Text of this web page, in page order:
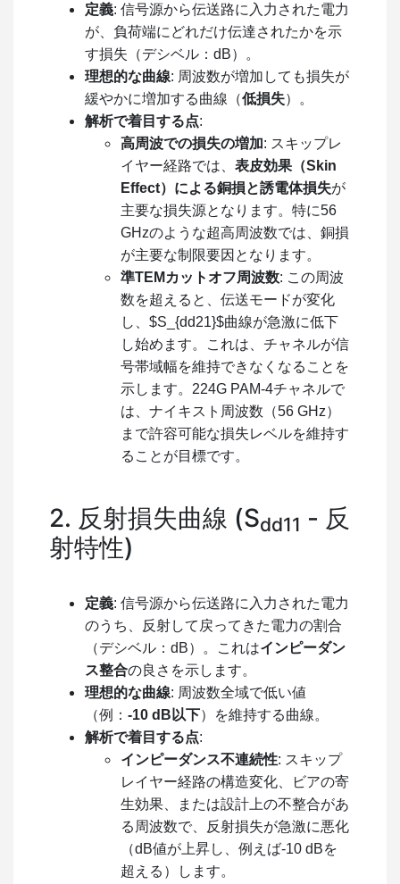
定義: 信号源から伝送路に入力された電力
が、負荷端にどれだけ伝達されたかを示
す損失（デシベル：dB）。
理想的な曲線: 周波数が増加しても損失が
緩やかに増加する曲線（低損失）。
解析で着目する点:
高周波での損失の増加: スキップレ
イヤー経路では、 表皮効果（Skin
Effect）による銅損と誘電体損失が
主要な損失源となります。特に56
GHzのような超高周波数では、銅損
が主要な制限要因となります。
準TEMカットオフ周波数: この周波
数を超えると、伝送モードが変化
し、$S_{dd21}$曲線が急激に低下
し始めます。これは、チャネルが信
号帯域幅を維持できなくなることを
示します。224G PAM-4チャネルで
は、ナイキスト周波数（56 GHz）
まで許容可能な損失レベルを維持す
ることが目標です。
2. 反射損失曲線 (Sdd11 - 反
射特性)
定義: 信号源から伝送路に入力された電力
のうち、反射して戻ってきた電力の割合
（デシベル：dB）。これはインピーダン
ス整合の良さを示します。
理想的な曲線: 周波数全域で低い値
（例： -10 dB以下）を維持する曲線。
解析で着目する点:
インピーダンス不連続性: スキップ
レイヤー経路の構造変化、ビアの寄
生効果、または設計上の不整合があ
る周波数で、反射損失が急激に悪化
（dB値が上昇し、例えば-10 dBを
超える）します。